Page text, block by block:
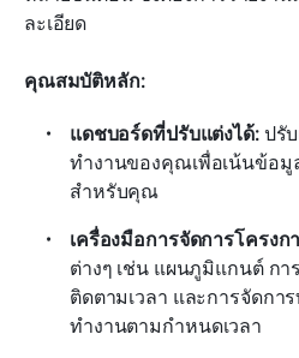
ละเอียด
คุณสมบัติหลัก:
แดชบอร์ดที่ปรับแต่งได้: ปรั
ทำงานของคุณเพื่อเน้นข้อ
สำหรับคุณ
เครื่องมือการจัดการโครงก
ต่างๆ เช่น แผนภูมิแกนต์ กา
ติดตามเวลา และการจัดกา
ทำงานตามกำหนดเวลา